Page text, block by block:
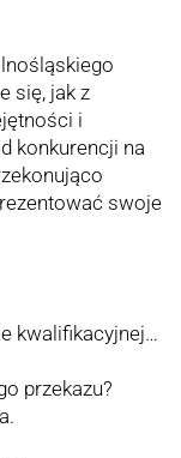
się, jak z
i
konkurencji na
swoje
kwalifikacyjnej…
przekazu?